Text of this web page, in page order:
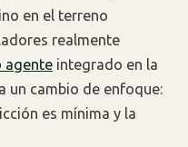
en el terreno
realmente
agente integrado en la
un cambio de enfoque:
es mínima y la